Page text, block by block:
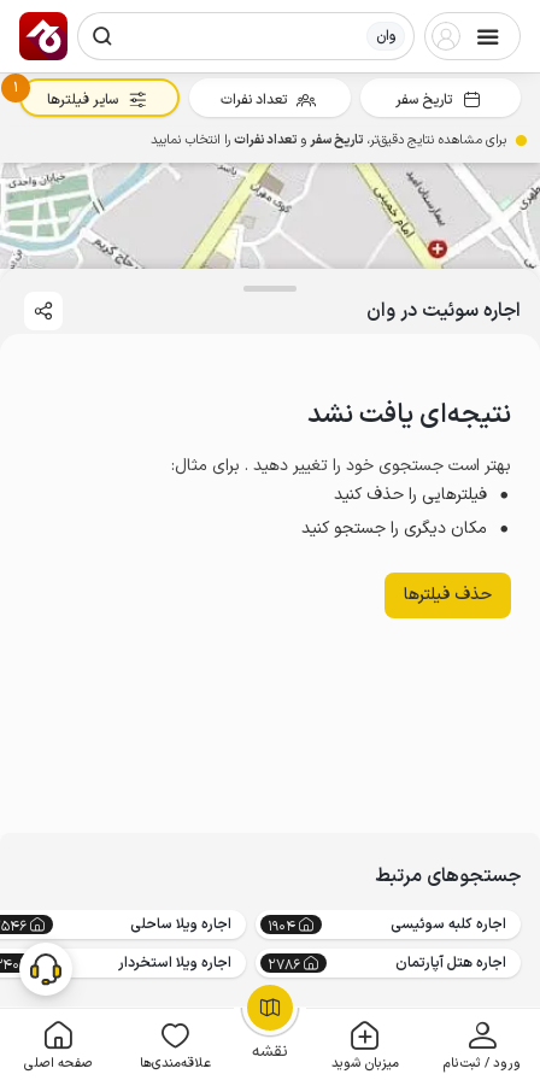
وان
نقشه ورود / ثبت‌نام میزبان شوید علاقه‌مندی‌ها صفحه اصلی
OpenStreetMap
اجاره سوئیت در وان
نتیجه‌ای یافت نشد
بهتر است جستجوی خود را تغییر دهید . برای مثال:
فیلترهایی را حذف کنید
مکان دیگری را جستجو کنید
حذف فیلترها
جستجوهای مرتبط
اجاره کلبه سوئیسی 1904 اجاره ویلا ساحلی
اجاره هتل آپارتمان
2786 اجاره ویلا استخردار
تاریخ سفر تعداد نفرات
1
سایر فیلترها
برای مشاهده نتایج دقیق‌تر، تاریخ سفرو تعداد نفراترا انتخاب نمایید